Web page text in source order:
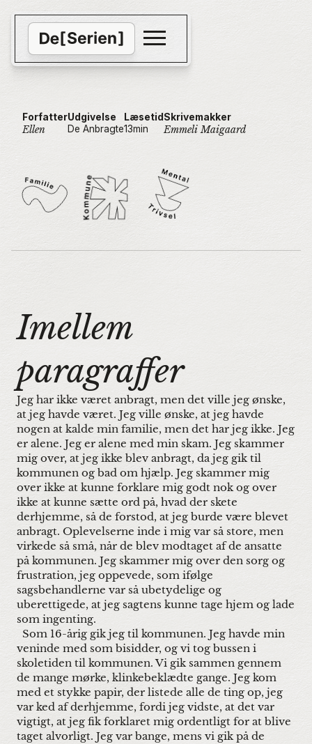
Forfatter
Ellen
Udgivelse
De Anbragte
Læsetid
13min
Skrivemakker
Emmeli Maigaard
Imellem
paragraffer
Jeg har ikke været anbragt, men det ville jeg ønske,
at jeg havde været. Jeg ville ønske, at jeg havde
nogen at kalde min familie, men det har jeg ikke. Jeg
er alene. Jeg er alene med min skam. Jeg skammer
mig over, at jeg ikke blev anbragt, da jeg gik til
kommunen og bad om hjælp. Jeg skammer mig
over ikke at kunne forklare mig godt nok og over
ikke at kunne sætte ord på, hvad der skete
derhjemme, så de forstod, at jeg burde være blevet
anbragt. Oplevelserne inde i mig var så store, men
virkede så små, når de blev modtaget af de ansatte
på kommunen. Jeg skammer mig over den sorg og
frustration, jeg oppevede, som ifølge
sagsbehandlerne var så ubetydelige og
uberettigede, at jeg sagtens kunne tage hjem og lade
som ingenting.
Som 16-årig gik jeg til kommunen. Jeg havde min
veninde med som bisidder, og vi tog bussen i
skoletiden til kommunen. Vi gik sammen gennem
de mange mørke, klinkebeklædte gange. Jeg kom
med et stykke papir, der listede alle de ting op, jeg
var ked af derhjemme, fordi jeg vidste, at det var
vigtigt, at jeg fik forklaret mig ordentligt for at blive
taget alvorligt. Jeg var bange, mens vi gik på de